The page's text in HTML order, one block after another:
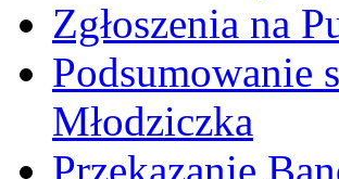
Zgłoszenia na
Podsumowanie
Młodziczka